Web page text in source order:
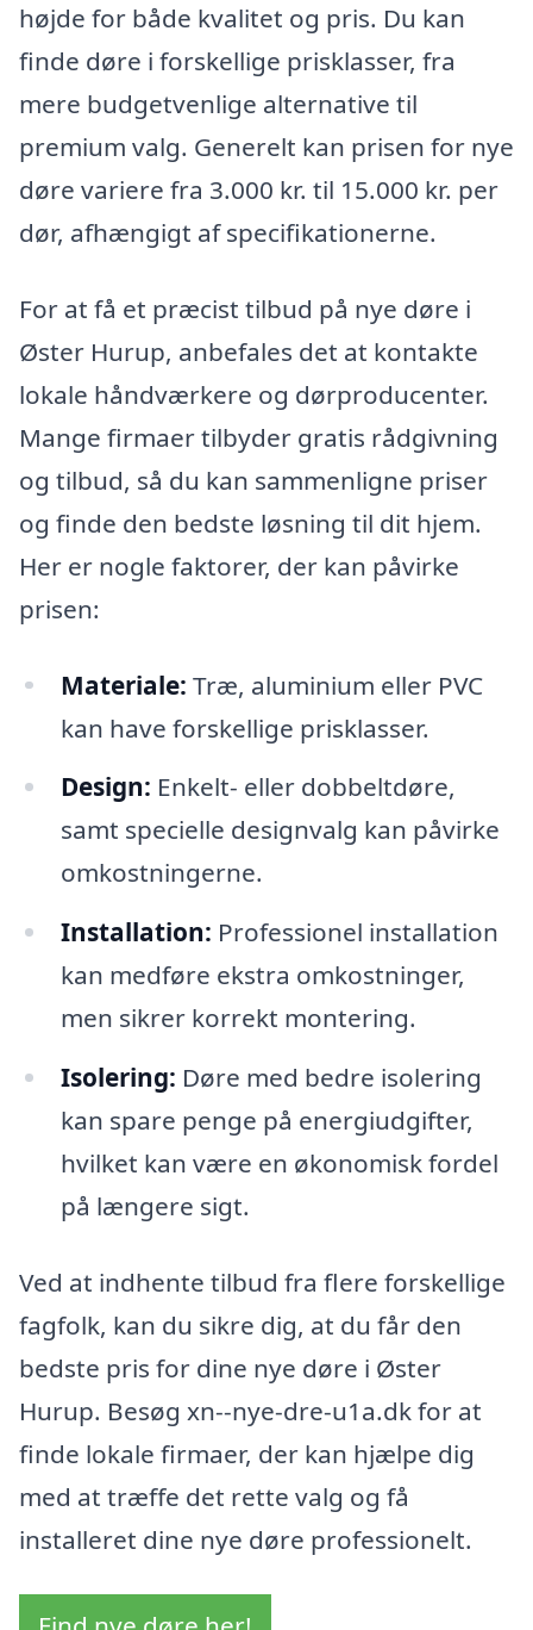
højde for både kvalitet og pris. Du kan
finde døre i forskellige prisklasser, fra
mere budgetvenlige alternative til
premium valg. Generelt kan prisen for nye
døre variere fra 3.000 kr. til 15.000 kr. per
dør, afhængigt af specifikationerne.
For at få et præcist tilbud på nye døre i
Øster Hurup, anbefales det at kontakte
lokale håndværkere og dørproducenter.
Mange firmaer tilbyder gratis rådgivning
og tilbud, så du kan sammenligne priser
og finde den bedste løsning til dit hjem.
Her er nogle faktorer, der kan påvirke
prisen:
Materiale: Træ, aluminium eller PVC
kan have forskellige prisklasser.
Design: Enkelt- eller dobbeltdøre,
samt specielle designvalg kan påvirke
omkostningerne.
Installation: Professionel installation
kan medføre ekstra omkostninger,
men sikrer korrekt montering.
Isolering: Døre med bedre isolering
kan spare penge på energiudgifter,
hvilket kan være en økonomisk fordel
på længere sigt.
Ved at indhente tilbud fra flere forskellige
fagfolk, kan du sikre dig, at du får den
bedste pris for dine nye døre i Øster
Hurup. Besøg xn--nye-dre-u1a.dk for at
finde lokale firmaer, der kan hjælpe dig
med at træffe det rette valg og få
installeret dine nye døre professionelt.